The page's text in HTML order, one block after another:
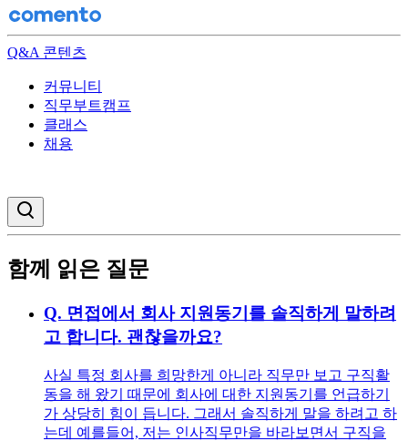
Q&A 콘텐츠
커뮤니티
직무부트캠프
클래스
채용
함께 읽은 질문
Q. 면접에서 회사 지원동기를 솔직하게 말하려
고 합니다. 괜찮을까요?
사실 특정 회사를 희망한게 아니라 직무만 보고 구직활
동을 해 왔기 때문에 회사에 대한 지원동기를 언급하기
가 상당히 힘이 듭니다. 그래서 솔직하게 말을 하려고 하
는데 예를들어, 저는 인사직무만을 바라보면서 구직을